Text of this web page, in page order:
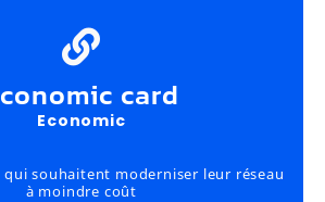
card
Economic
souhaitent moderniser leur réseau
à moindre coût